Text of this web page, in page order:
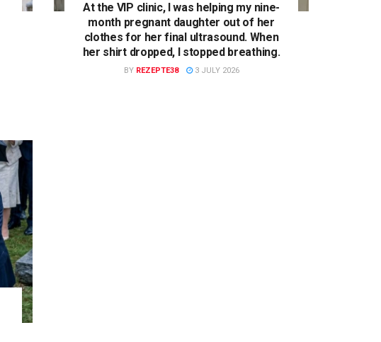
At the VIP clinic, I was helping my nine-
month pregnant daughter out of her
clothes for her final ultrasound. When
her shirt dropped, I stopped breathing.
BY REZEPTE38 3 JULY 2026